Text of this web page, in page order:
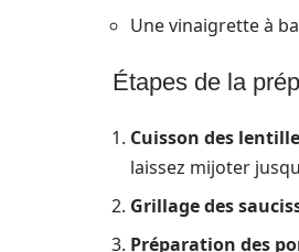
Une vinaigrette à
Étapes de la
Cuisson des
laissez mijoter
Grillage des
Préparation des